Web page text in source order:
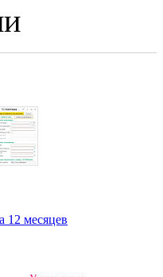
12 месяцев